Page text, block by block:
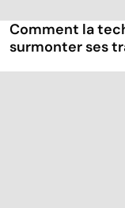
Comment la
surmonter ses